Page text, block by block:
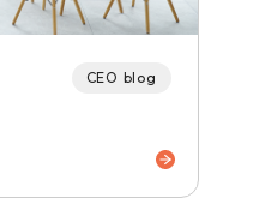
CEO blog